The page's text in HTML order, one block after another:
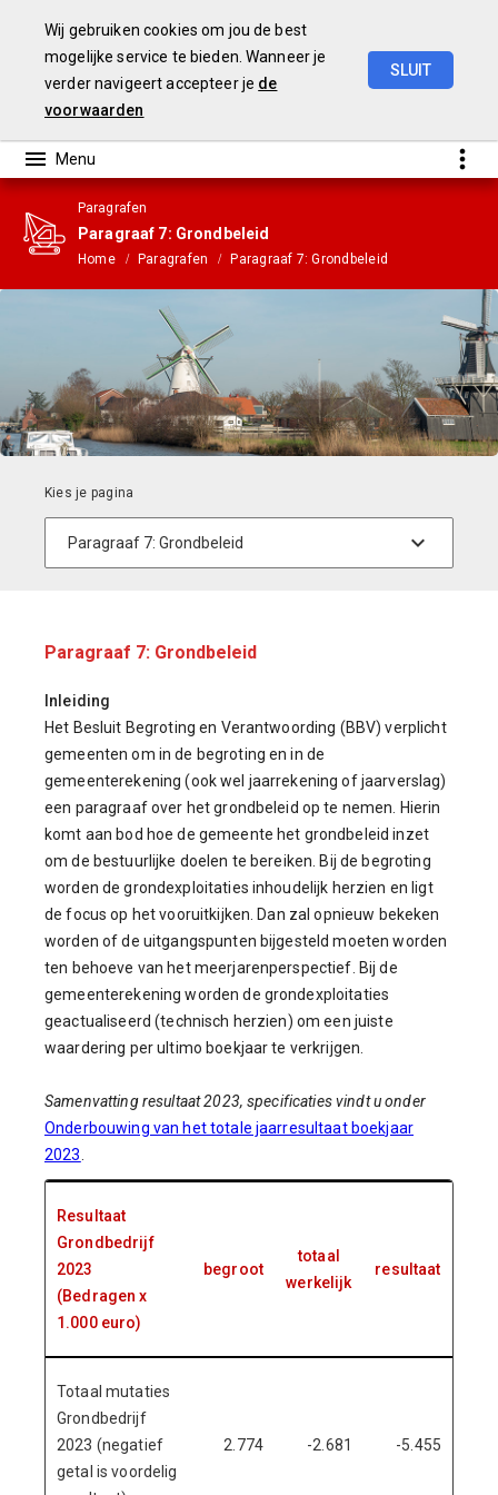
Wij gebruiken cookies om jou de best
mogelijke service te bieden. Wanneer je
verder navigeert accepteer je de
voorwaarden
SLUIT
Paragrafen
Paragraaf 7: Grondbeleid
Home Paragrafen Paragraaf 7: Grondbeleid
Paragraaf 7: Grondbeleid
Inleiding
Het Besluit Begroting en Verantwoording (BBV) verplicht
gemeenten om in de begroting en in de
gemeenterekening (ook wel jaarrekening of jaarverslag)
een paragraaf over het grondbeleid op te nemen. Hierin
komt aan bod hoe de gemeente het grondbeleid inzet
om de bestuurlijke doelen te bereiken. Bij de begroting
worden de grondexploitaties inhoudelijk herzien en ligt
de focus op het vooruitkijken. Dan zal opnieuw bekeken
worden of de uitgangspunten bijgesteld moeten worden
ten behoeve van het meerjarenperspectief. Bij de
gemeenterekening worden de grondexploitaties
geactualiseerd (technisch herzien) om een juiste
waardering per ultimo boekjaar te verkrijgen.
Samenvatting resultaat 2023, specificaties vindt u onder
Onderbouwing van het totale jaarresultaat boekjaar
2023
Resultaat
Grondbedrijf
2023
(Bedragen x
1.000 euro)
begroot
totaal
werkelijk
resultaat
Totaal mutaties
Grondbedrijf
2023 (negatief
getal is voordelig
2.774 -2.681 -5.455